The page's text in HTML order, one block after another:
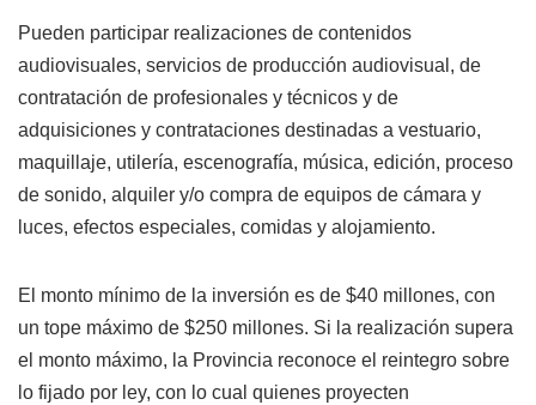
Pueden participar realizaciones de contenidos
audiovisuales, servicios de producción audiovisual, de
contratación de profesionales y técnicos y de
adquisiciones y contrataciones destinadas a vestuario,
maquillaje, utilería, escenografía, música, edición, proceso
de sonido, alquiler y/o compra de equipos de cámara y
luces, efectos especiales, comidas y alojamiento.
El monto mínimo de la inversión es de $40 millones, con
un tope máximo de $250 millones. Si la realización supera
el monto máximo, la Provincia reconoce el reintegro sobre
lo fijado por ley, con lo cual quienes proyecten